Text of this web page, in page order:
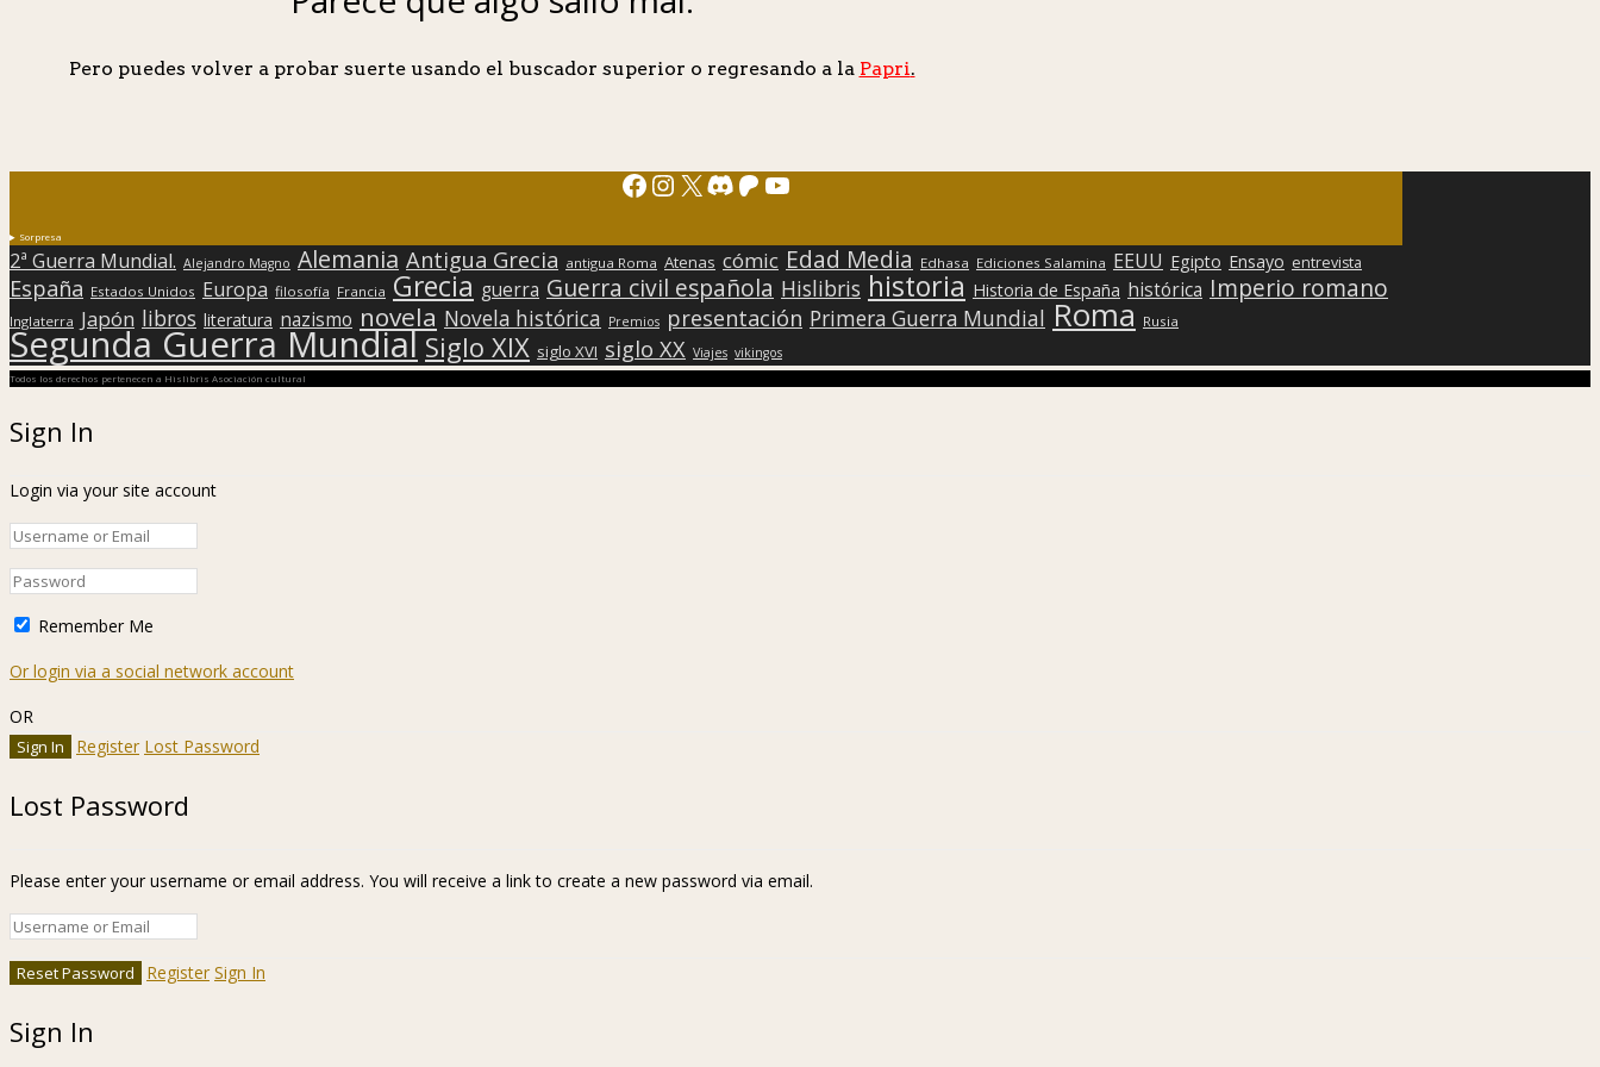
Pero puedes volver a probar suerte usando el buscador superior o regresando a la Papri.
Facebook
Instagram
X Discord
Patreon
YouTube
Sorpresa
2ª Guerra Mundial. Alejandro Magno Alemania Antigua Grecia antigua Roma Atenas cómic Edad Media Edhasa Ediciones Salamina EEUU Egipto Ensayo entrevista
España Estados Unidos Europa filosofía Francia Grecia guerra Guerra civil española Hislibris historia Historia de España histórica Imperio romano
Inglaterra Japón libros literatura nazismo novela Novela histórica Premios presentación Primera Guerra Mundial Roma Rusia
Segunda Guerra Mundial Siglo XIX siglo XVI siglo XX Viajes vikingos
Todos los derechos pertenecen a Hislibris Asociación cultural
Sign In
Login via your site account
Remember Me
Or login via a social network account
OR
Register Lost Password
Lost Password
Please enter your username or email address. You will receive a link to create a new password via email.
Register Sign In
Sign In